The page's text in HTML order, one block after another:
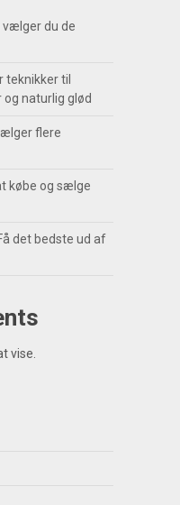
vælger du de
til
naturlig glød
flere
købe og sælge
det bedste ud af
vise.